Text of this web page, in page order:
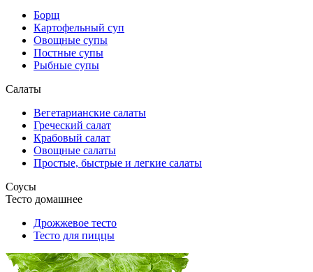
Борщ
Картофельный суп
Овощные супы
Постные супы
Рыбные супы
Салаты
Вегетарианские салаты
Греческий салат
Крабовый салат
Овощные салаты
Простые, быстрые и легкие салаты
Соусы
Тесто домашнее
Дрожжевое тесто
Тесто для пиццы